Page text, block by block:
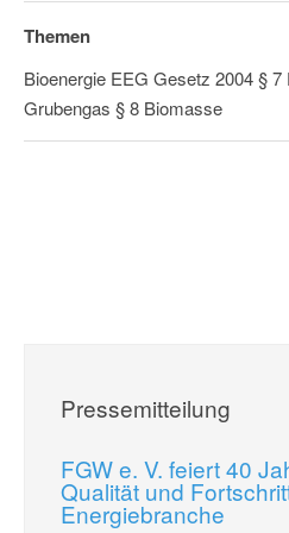
Themen
Bioenergie EEG Gesetz 2004 §
Grubengas § 8 Biomasse
Pressemitteilung
FGW e. V. feiert 40
Qualität und
Energiebranche